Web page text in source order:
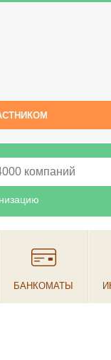
БАНКОМАТЫ